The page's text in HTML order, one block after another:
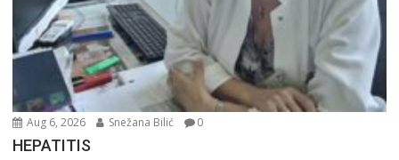
Aug 6, 2026 Snežana Bilić 0
HEPATITIS